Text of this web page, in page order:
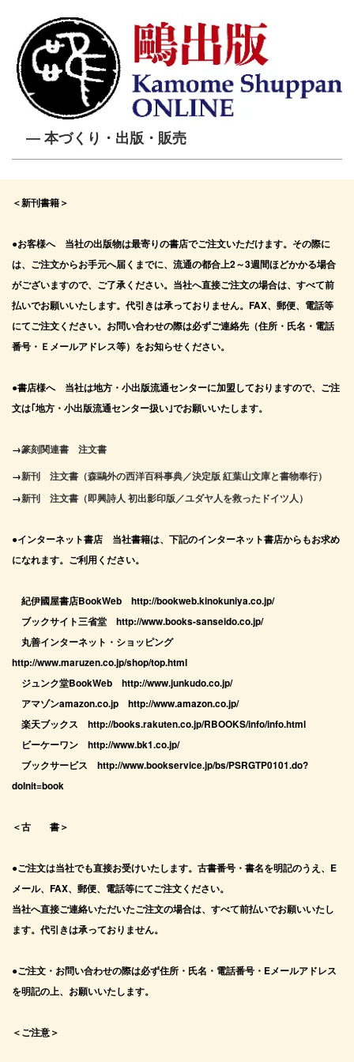
― 本づくり・出版・販売
＜新刊書籍＞
●お客様へ 当社の出版物は最寄りの書店でご注文いただけます。その際に
は、ご注文からお手元へ届くまでに、流通の都合上2～3週間ほどかかる場合
がございますので、ご了承ください。当社へ直接ご注文の場合は、すべて前
払いでお願いいたします。代引きは承っておりません。FAX、郵便、電話等
にてご注文ください。お問い合わせの際は必ずご連絡先（住所・氏名・電話
番号・Ｅメールアドレス等）をお知らせください。
●書店様へ 当社は地方・小出版流通センターに加盟しておりますので、ご注
文は｢地方・小出版流通センター扱い｣でお願いいたします。
→篆刻関連書 注文書
→新刊 注文書（森鷗外の西洋百科事典／決定版 紅葉山文庫と書物奉行）
→新刊 注文書（即興詩人 初出影印版／ユダヤ人を救ったドイツ人）
●インターネット書店 当社書籍は、下記のインターネット書店からもお求め
になれます。ご利用ください。
紀伊國屋書店BookWeb http://bookweb.kinokuniya.co.jp/
ブックサイト三省堂 http://www.books-sanseido.co.jp/
丸善インターネット・ショッピング
http://www.maruzen.co.jp/shop/top.html
ジュンク堂BookWeb http://www.junkudo.co.jp/
アマゾンamazon.co.jp http://www.amazon.co.jp/
楽天ブックス http://books.rakuten.co.jp/RBOOKS/info/info.html
ビーケーワン http://www.bk1.co.jp/
ブックサービス http://www.bookservice.jp/bs/PSRGTP0101.do?
doInit=book
＜古 書＞
●ご注文は当社でも直接お受けいたします。古書番号・書名を明記のうえ、E
メール、FAX、郵便、電話等にてご注文ください。
当社へ直接ご連絡いただいたご注文の場合は、すべて前払いでお願いいたし
ます。代引きは承っておりません。
●ご注文・お問い合わせの際は必ず住所・氏名・電話番号・Eメールアドレス
を明記の上、お願いいたします。
＜ご注意＞